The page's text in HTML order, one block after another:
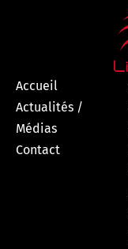
Accueil
Actualités /
Médias
Contact